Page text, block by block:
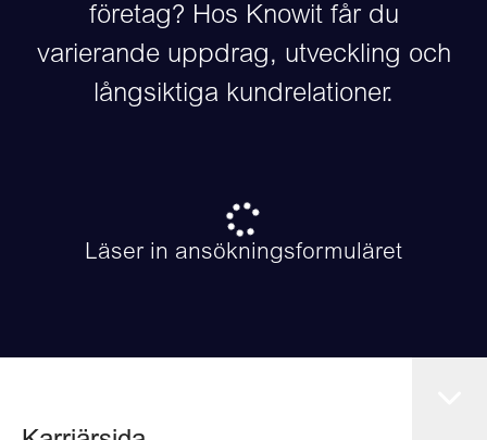
företag? Hos Knowit får du
varierande uppdrag, utveckling och
långsiktiga kundrelationer.
Läser in ansökningsformuläret